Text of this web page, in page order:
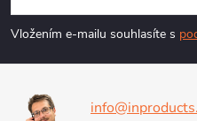
pVložením e-mailu souhlasíte s